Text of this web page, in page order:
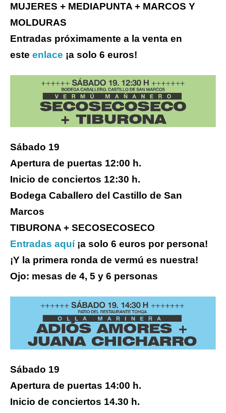
MUJERES + MEDIAPUNTA + MARCOS Y
MOLDURAS
Entradas próximamente a la venta en
este enlace ¡a solo 6 euros!
Sábado 19
Apertura de puertas 12:00 h.
Inicio de conciertos 12:30 h.
Bodega Caballero del Castillo de San
Marcos
TIBURONA + SECOSECOSECO
Entradas aquí¡a solo 6 euros por persona!
¡Y la primera ronda de vermú es nuestra!
Ojo: mesas de 4, 5 y 6 personas
Sábado 19
Apertura de puertas 14:00 h.
Inicio de conciertos 14.30 h.